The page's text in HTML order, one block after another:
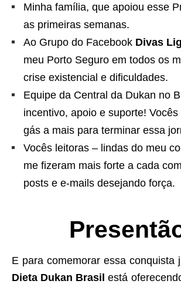
Minha família, que apoiou esse
as primeiras semanas.
Ao Grupo do Facebook Divas
meu Porto Seguro em todos os
crise existencial e dificuldades.
Equipe da Central da Dukan no
incentivo, apoio e suporte!
gás a mais para terminar essa
Vocês leitoras – lindas do meu
me fizeram mais forte a cada
posts e e-mails desejando força.
E para comemorar essa conquista
Dieta Dukan Brasil está